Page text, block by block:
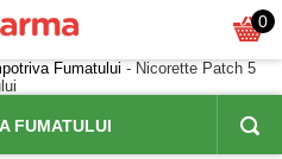
0
Fumatului - Nicorette Patch 5
FUMATULUI